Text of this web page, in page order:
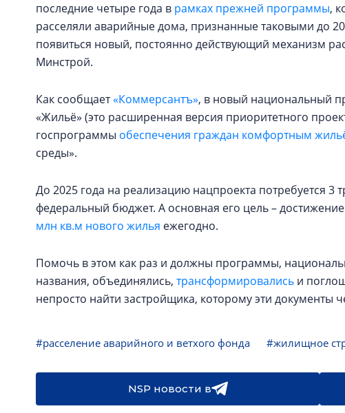
последние четыре года в рамках прежней программы,
расселяли аварийные дома, признанные таковыми до
появиться новый, постоянно действующий механизм
Минстрой.
Как сообщает«Коммерсантъ», в новый национальный
«Жильё» (это расширенная версия приоритетного
госпрограммы обеспечения граждан комфортным
среды».
До 2025 года на реализацию нацпроекта потребуется 3
федеральный бюджет. А основная его цель –
млн кв.м нового жилья ежегодно.
Помочь в этом как раз и должны программы,
названия, объединялись, трансформировались и
непросто найти застройщика, которому эти документы
#расселение аварийного и ветхого фонда #жилищное
NSP новости в